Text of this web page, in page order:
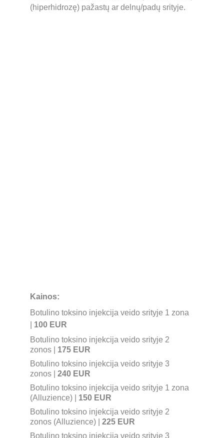
(hiperhidrozę) pažastų ar delnų/padų srityje.
Kainos:
Botulino toksino injekcija veido srityje 1 zona
100 EUR
Botulino toksino injekcija veido srityje 2
zonos | 175 EUR
Botulino toksino injekcija veido srityje 3
zonos | 240 EUR
Botulino toksino injekcija veido srityje 1 zona
(Alluzience) | 150 EUR
Botulino toksino injekcija veido srityje 2
zonos (Alluzience) | 225 EUR
Botulino toksino injekcija veido srityje 3